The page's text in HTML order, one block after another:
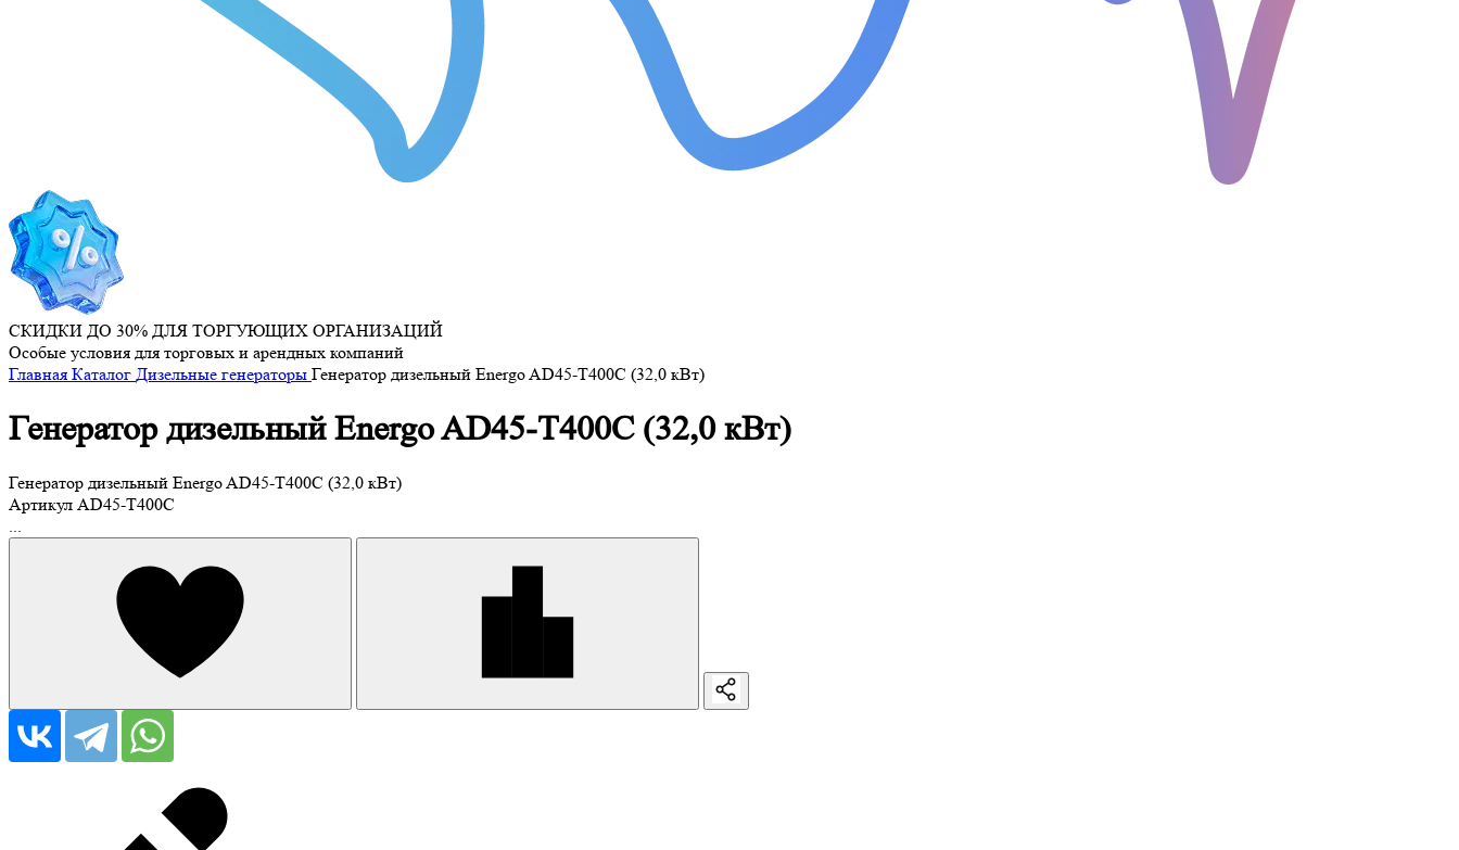
СКИДКИ ДО 30% ДЛЯ ТОРГУЮЩИХ ОРГАНИЗАЦИЙ
Особые условия для торговых и арендных компаний
Главная Каталог Дизельные генераторы Генератор дизельный Energo AD45-T400C (32,0 кВт)
Генератор дизельный Energo AD45-T400C (32,0 кВт)
Генератор дизельный Energo AD45-T400C (32,0 кВт)
Артикул AD45-T400C
...